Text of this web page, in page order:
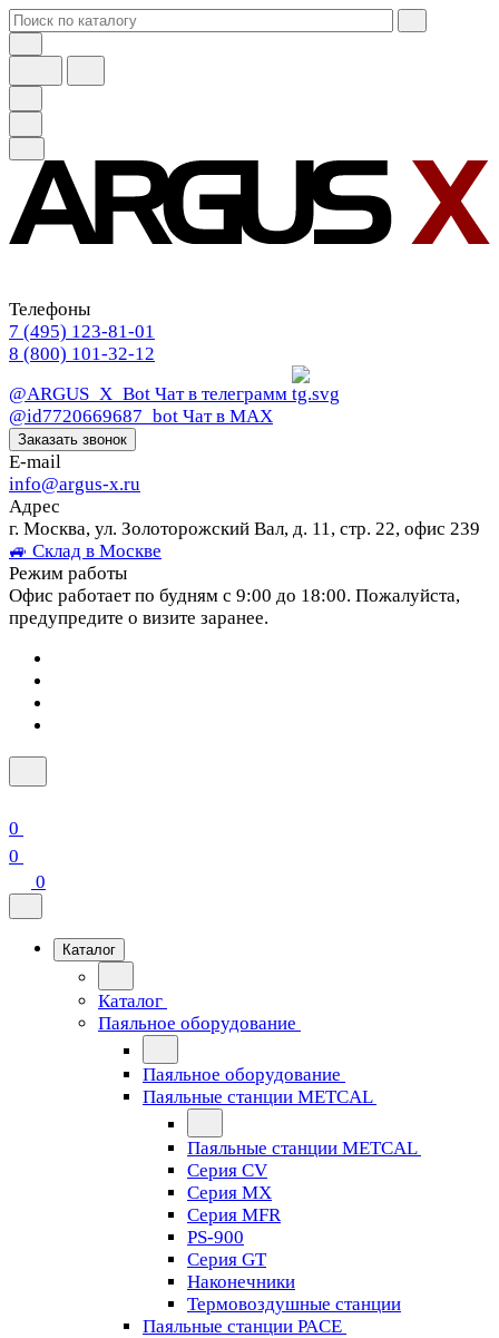
Телефоны
7 (495) 123-81-01
8 (800) 101-32-12
@ARGUS_X_Bot Чат в телеграмм
@id7720669687_bot Чат в МАХ
Заказать звонок
E-mail
info@argus-x.ru
Адрес
г. Москва, ул. Золоторожский Вал, д. 11, стр. 22, офис 239
🚙 Склад в Москве
Режим работы
Офис работает по будням с 9:00 до 18:00. Пожалуйста,
предупредите о визите заранее.
0
0
0
Каталог
Каталог
Паяльное оборудование
Паяльное оборудование
Паяльные станции METCAL
Паяльные станции METCAL
Серия CV
Серия MX
Серия MFR
PS-900
Серия GT
Наконечники
Термовоздушные станции
Паяльные станции PACE